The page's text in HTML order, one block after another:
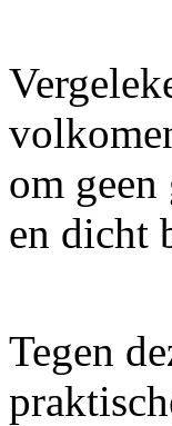
om
en dicht
Tegen